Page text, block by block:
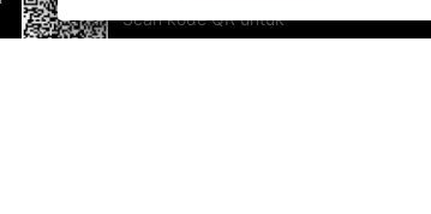
Scan kode QR untuk
mengunduh sekarang!